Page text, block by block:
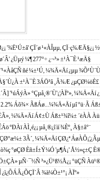
'¾Ë¹Ú±â' ÇÏ´ø ¹«ÀÎµµ, ÇÏ·ç¾ÆÄ§¿¡
¿Üµý ¼¶ 277°÷ ¿¬³» ±¹À¯È­ ¹æÄ§
ñé ¼±¹Ú, ¼¾Ä«Äí ¿­µµ
±¹À¯È­ 3ÁÖ³â ¸Â¾Æ ¿µÇØ¼öÈ£
'¹úÁýÀ» °Çµå¸®´Ù'¡¦ÀÏº», ¼¾Ä«Äí
2.2% Áõ¾× ÃßÁø...¼¾Ä«Äí µî °ü·Ã
¼¾Ä«Äí Á¢±Ù Áß±¹¾î¼± ´ëÀÀ
ºÐÀï ÀÌ¸é¿¡ µå¸®¿î ìí ¾Èº¸ À§±â°¨
3Ã´, ¼¾Ä«Äí ÇØ¿ª
°øÇØ Èñ±Í±Ý¼Ó 'µ¶Á¡' Å½»ç±Ç
µÑ·¯½Ñ ³»¿Ü¹ß½Å¿¡ °üÇÑ
¿ì¿ÕÁÂ¿ÕÇÏ´Â ¾à¼Ò±¹°¡ ÀÏº»